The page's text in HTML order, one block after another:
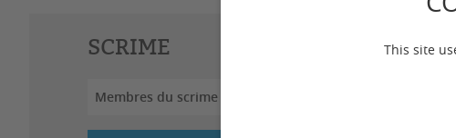
This site
SCRIME
Membres du scrime